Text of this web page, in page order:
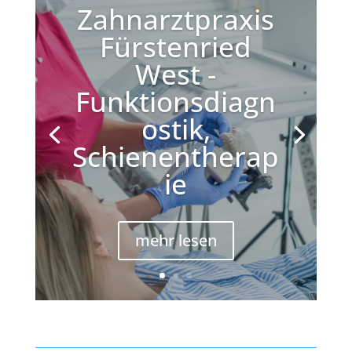
Zahnarztpraxis
Fürstenried
West -
Funktionsdiagn
ostik,
Schienentherap
ie
mehr lesen